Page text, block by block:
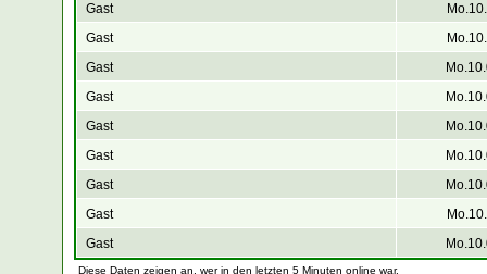
Gast
Gast
Gast
Gast
Gast
Gast
Gast
Gast
Gast
Diese Daten zeigen an, wer in den letzten 5 Minuten online war.